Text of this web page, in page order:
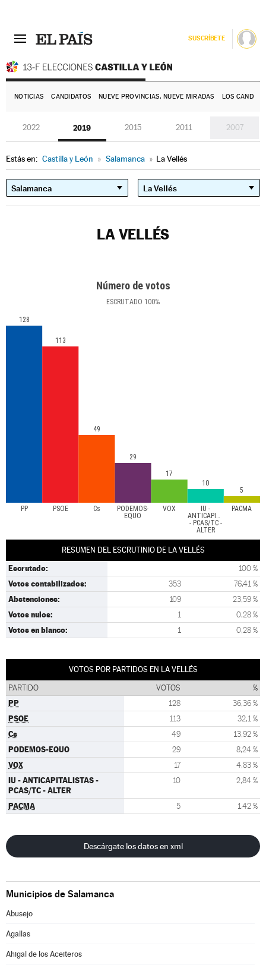
SUSCRÍBETE
NOTICIAS CANDIDATOS NUEVE PROVINCIAS, NUEVE MIRADAS LOS
2022 2019 2015 2011 2007
Estás en: Castilla y León » Salamanca » La Vellés
LA VELLÉS
Número de votos
ESCRUTADO 100%
PP PSOE Cs
PODEMOS-
EQUO
VOX
IU -
ANTICAPITALISTAS
- PCAS/TC -
ALTER
PACMA
128
113
49
29
17
10
5
RESUMEN DEL ESCRUTINIO DE LA VELLÉS
Escrutado: 100 %
Votos contabilizados: 353 76,41 %
Abstenciones: 109 23,59 %
Votos nulos: 1 0,28 %
Votos en blanco: 1 0,28 %
VOTOS POR PARTIDOS EN LA VELLÉS
PARTIDO VOTOS %
PP 128 36,36 %
PSOE 113 32,1 %
Cs 49 13,92 %
PODEMOS-EQUO 29 8,24 %
VOX 17 4,83 %
IU - ANTICAPITALISTAS -
PCAS/TC - ALTER
10 2,84 %
PACMA 5 1,42 %
Descárgate los datos en xml
Municipios de Salamanca
Abusejo
Agallas
Ahigal de los Aceiteros